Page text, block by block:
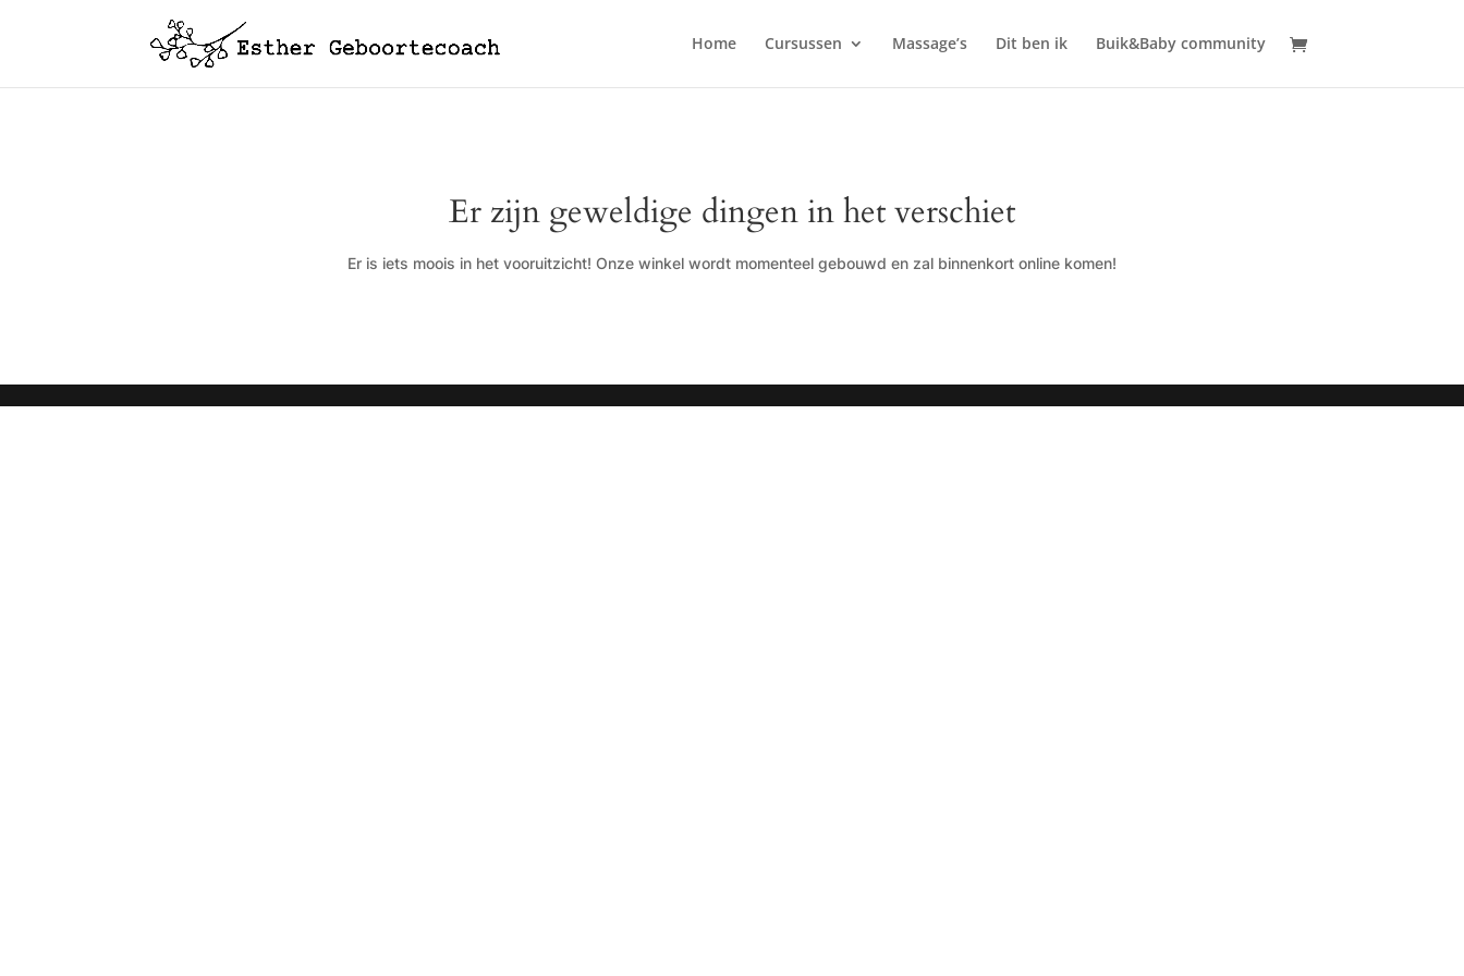
Home Cursussen Massage’s Dit ben ik Buik&Baby community
Er zijn geweldige dingen in het verschiet
Er is iets moois in het vooruitzicht! Onze winkel wordt momenteel gebouwd en zal binnenkort online komen!